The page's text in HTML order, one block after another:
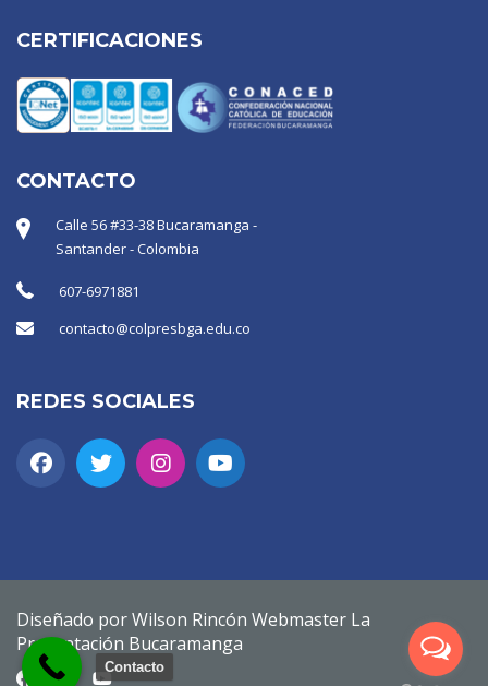
CERTIFICACIONES
CONTACTO
Calle 56 #33-38 Bucaramanga -
Santander - Colombia
607-6971881
contacto@colpresbga.edu.co
REDES SOCIALES
Diseñado por Wilson Rincón Webmaster La
Presentación Bucaramanga
Contacto